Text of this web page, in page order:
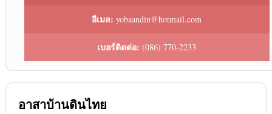
อีเมล: yobaandin@hotmail.com
เบอร์ติดต่อ: (086) 770-2233
อาสาบ้านดินไทย